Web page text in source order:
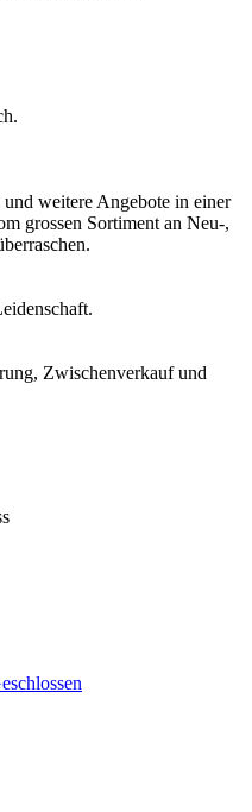
weitere Angebote in einer
grossen Sortiment an Neu-,
Zwischenverkauf und